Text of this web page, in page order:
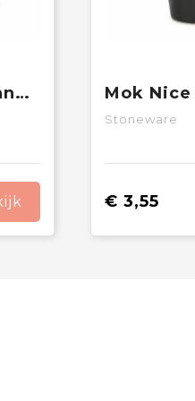
Kop & schotel Milano 160ml Mok Nice
Stoneware
€ 3,55